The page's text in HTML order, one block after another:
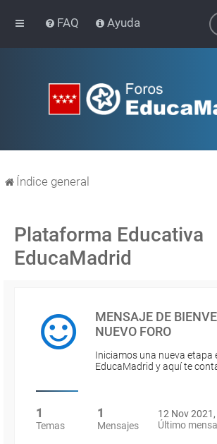
FAQ Ayuda
Índice general
Plataforma Educativa
EducaMadrid
MENSAJE DE
NUEVO FORO
Iniciamos una nueva etapa
EducaMadrid y aquí te
1
Temas
1
Mensajes
12 Nov
Último